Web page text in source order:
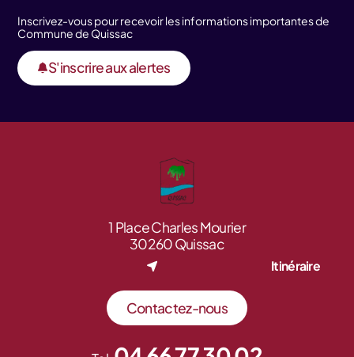
Inscrivez-vous pour recevoir les informations importantes de
Commune de Quissac
S'inscrire aux alertes
1 Place Charles Mourier
30260 Quissac
Itinéraire
Contactez-nous